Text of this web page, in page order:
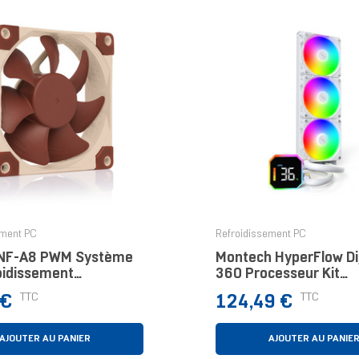
PC
A8 PWM Système
Boitier PC
8 Cm Beige,
TTC
AJOUTER AU PANIER
Refroidissement PC
Montech HyperFlow
360 Processeur Kit
Watercooling 12 Cm
Pièce(s)
Prix
124,49 € TTC
AJOUTER AU PANIER